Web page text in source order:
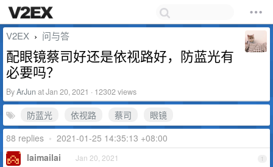
V2EX › 问与答
配眼镜蔡司好还是依视路好，防蓝光有
必要吗？
ByArJun at Jan 20, 2021 · 12302 views
防蓝光 依视路 蔡司
眼镜
88 replies • 2021-01-25 14:35:13 +08:00
1
laimailai Jan 20, 2021